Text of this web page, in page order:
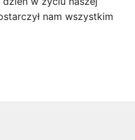
nam wszystkim